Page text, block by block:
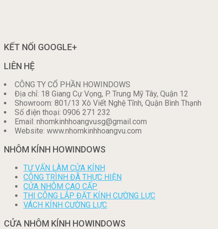
KẾT NỐI GOOGLE+
LIÊN HỆ
CÔNG TY CỔ PHẦN HOWINDOWS
Địa chỉ: 18 Giang Cự Vọng, P. Trung Mỹ Tây, Quận 12
Showroom: 801/13 Xô Viết Nghệ Tĩnh, Quận Bình Thạnh
Số điện thoại: 0906 271 232
Email: nhomkinhhoangvusg@gmail.com
Website: www.nhomkinhhoangvu.com
NHÔM KÍNH HOWINDOWS
TƯ VẤN LÀM CỬA KÍNH
CÔNG TRÌNH ĐÃ THỰC HIỆN
CỬA NHÔM CAO CẤP
THI CÔNG LẮP ĐẶT KÍNH CƯỜNG LỰC
VÁCH KÍNH CƯỜNG LỰC
CỬA NHÔM KÍNH HOWINDOWS